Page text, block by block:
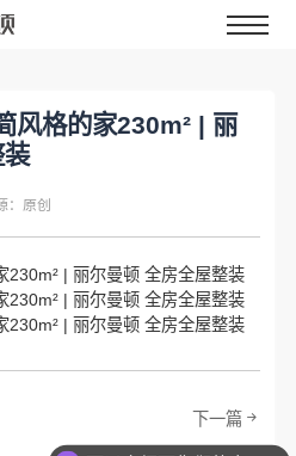
风格的家230m² | 丽
：原创
230m² | 丽尔曼顿 全房全屋整装
230m² | 丽尔曼顿 全房全屋整装
230m² | 丽尔曼顿 全房全屋整装
下一篇